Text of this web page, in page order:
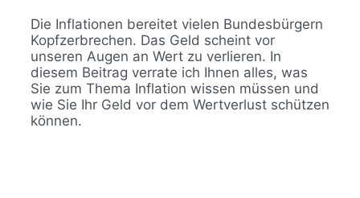
Die Inflationen bereitet vielen Bundesbürgern
Kopfzerbrechen. Das Geld scheint vor
unseren Augen an Wert zu verlieren. In
diesem Beitrag verrate ich Ihnen alles, was
Sie zum Thema Inflation wissen müssen und
wie Sie Ihr Geld vor dem Wertverlust schützen
können.